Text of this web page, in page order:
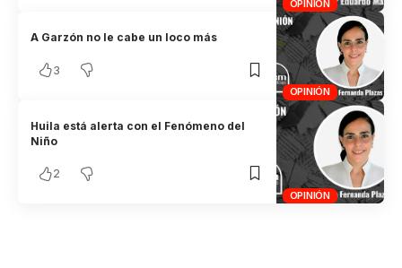
OPINIÓN
OPINIÓN
A Garzón no le cabe un loco más
3
OPINIÓN
Huila está alerta con el Fenómeno del
Niño
2